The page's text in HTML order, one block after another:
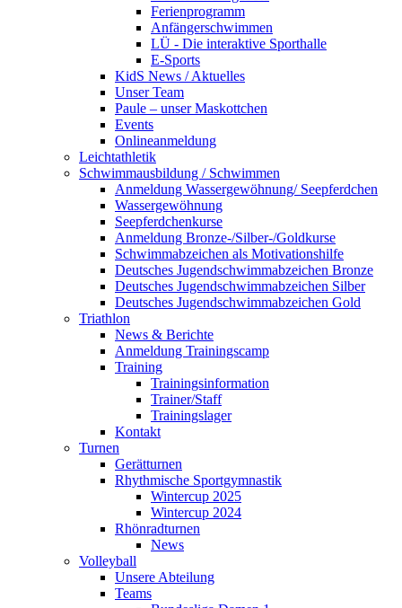
Ferienprogramm
Anfängerschwimmen
LÜ - Die interaktive Sporthalle
E-Sports
KidS News / Aktuelles
Unser Team
Paule – unser Maskottchen
Events
Onlineanmeldung
Leichtathletik
Schwimmausbildung / Schwimmen
Anmeldung Wassergewöhnung/ Seepferdchen
Wassergewöhnung
Seepferdchenkurse
Anmeldung Bronze-/Silber-/Goldkurse
Schwimmabzeichen als Motivationshilfe
Deutsches Jugendschwimmabzeichen Bronze
Deutsches Jugendschwimmabzeichen Silber
Deutsches Jugendschwimmabzeichen Gold
Triathlon
News & Berichte
Anmeldung Trainingscamp
Training
Trainingsinformation
Trainer/Staff
Trainingslager
Kontakt
Turnen
Gerätturnen
Rhythmische Sportgymnastik
Wintercup 2025
Wintercup 2024
Rhönradturnen
News
Volleyball
Unsere Abteilung
Teams